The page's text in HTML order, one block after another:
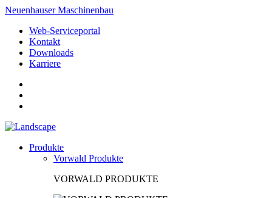
Neuenhauser Maschinenbau
Web-Serviceportal
Kontakt
Downloads
Karriere
Produkte
Vorwald Produkte
VORWALD PRODUKTE